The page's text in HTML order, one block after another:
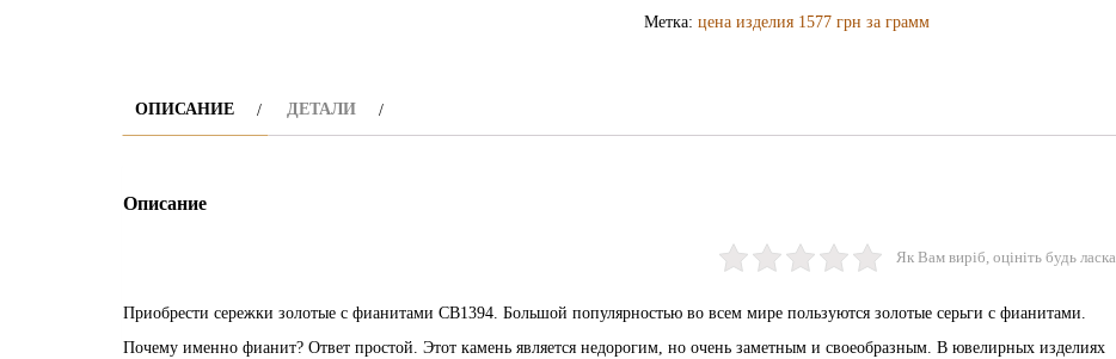
цирконием
Метка: цена изделия 1577 грн за грамм
ОПИСАНИЕ ДЕТАЛИ
Описание
Як Вам виріб, оцініть будь ласка
Приобрести сережки золотые с фианитами СВ1394. Большой популярностью во всем мире пользуются золотые серьги с фианитами.
Почему именно фианит? Ответ простой. Этот камень является недорогим, но очень заметным и своеобразным. В ювелирных изделиях